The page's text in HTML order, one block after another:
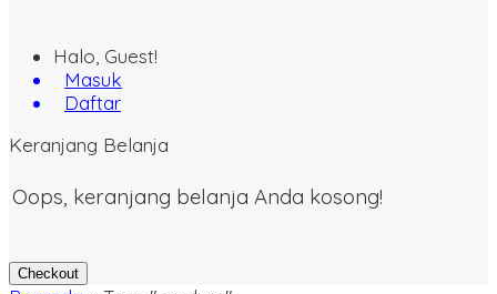
Halo, Guest!
Masuk
Daftar
Keranjang Belanja
Oops, keranjang belanja Anda kosong!
Checkout